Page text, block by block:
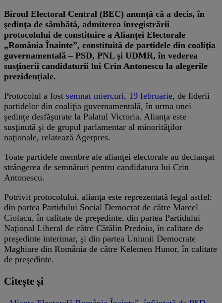
Biroul Electoral Central (BEC) anunță că a decis, în
şedinţa de sâmbătă, admiterea înregistrării
protocolului de constituire a Alianţei Electorale
„România Înainte”, constituită de partidele din coaliţia
guvernamentală – PSD, PNL şi UDMR, în vederea
susţinerii candidaturii lui Crin Antonescu la alegerile
prezidenţiale.
Protocolul a fost semnat miercuri, 19 februarie, de liderii
partidelor din coaliţia guvernamentală, în urma unei
şedinţe desfăşurate la Palatul Victoria. Alianţa este
susţinută şi de grupul parlamentar al minorităţilor
naţionale, relatează Agerpres.
Toate partidele membre ale alianţei electorale au declanşat
strângerea de semnături pentru candidatura lui Crin
Antonescu.
Potrivit protocolului, alianţa este reprezentată legal astfel:
din partea Partidului Social Democrat de către Marcel
Ciolacu, în calitate de preşedinte, din partea Partidului
Naţional Liberal de către Cătălin Predoiu, în calitate de
preşedinte interimar, şi din partea Uniunii Democrate
Maghiare din România de către Kelemen Hunor, în calitate
de preşedinte.
Citește și